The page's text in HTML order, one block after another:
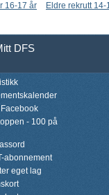
16-17 år Eldre rekrutt 14-
DFS
- 100 på
abonnement
eget lag